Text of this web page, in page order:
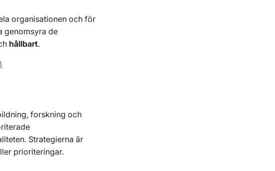
organisationen och för
genomsyra de
hållbart.
forskning och
Strategierna är
prioriteringar.